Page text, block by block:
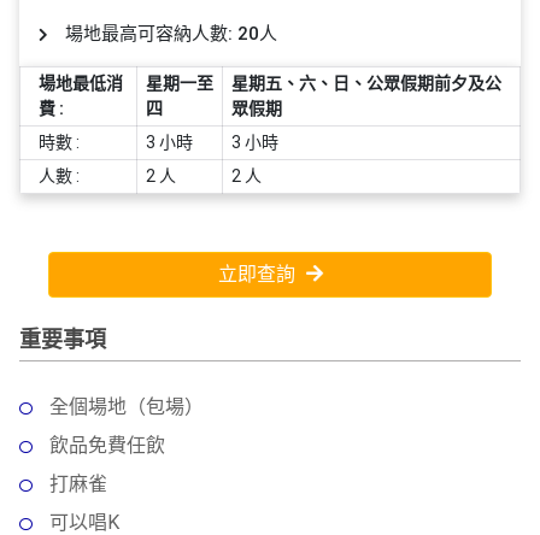
蛋
糕
花
束
及
品
訂
禮
物
場
地
慶
祝
生
日
拍
/
司
活
動
婚
會
員
需
知
社
軟
時
間
神
器
情
侶
心
願
清
場地最高可容納人數: 20人
場地最低消
費 :
星期一至
四
星期五、六、日、公眾假期前夕及公
眾假期
時數 :
3 小時
3 小時
人數 :
2 人 2 人
立即查詢
重要事項
全個場地（包場）
飲品免費任飲
打麻雀
可以唱K